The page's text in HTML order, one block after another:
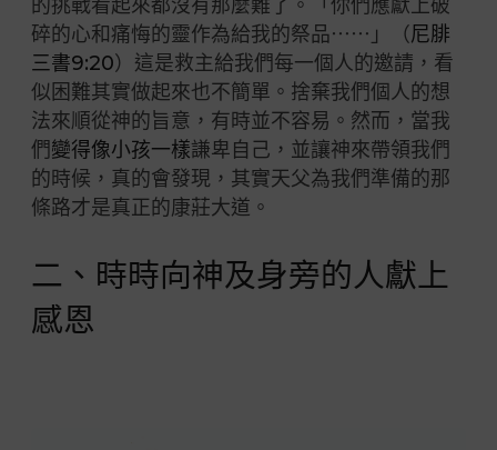
碎的心和痛悔的靈作為給我的祭品⋯⋯」（尼腓
三書9:20）這是救主給我們每一個人的邀請，看
似困難其實做起來也不簡單。捨棄我們個人的想
法來順從神的旨意，有時並不容易。然而，當我
們變得像小孩一樣謙卑自己，並讓神來帶領我們
的時候，真的會發現，其實天父為我們準備的那
條路才是真正的康莊大道。
二、時時向神及身旁的人獻上
感恩